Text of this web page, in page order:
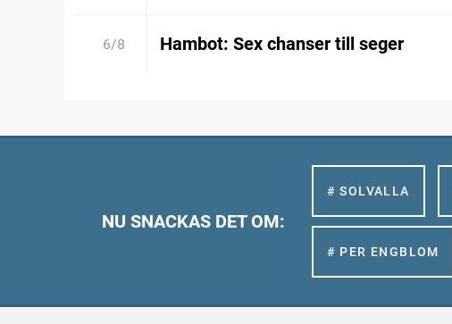
6/8 Hambot: Sex chanser till seger
NU SNACKAS DET OM:
# SOLVALLA
# PER ENGBLOM